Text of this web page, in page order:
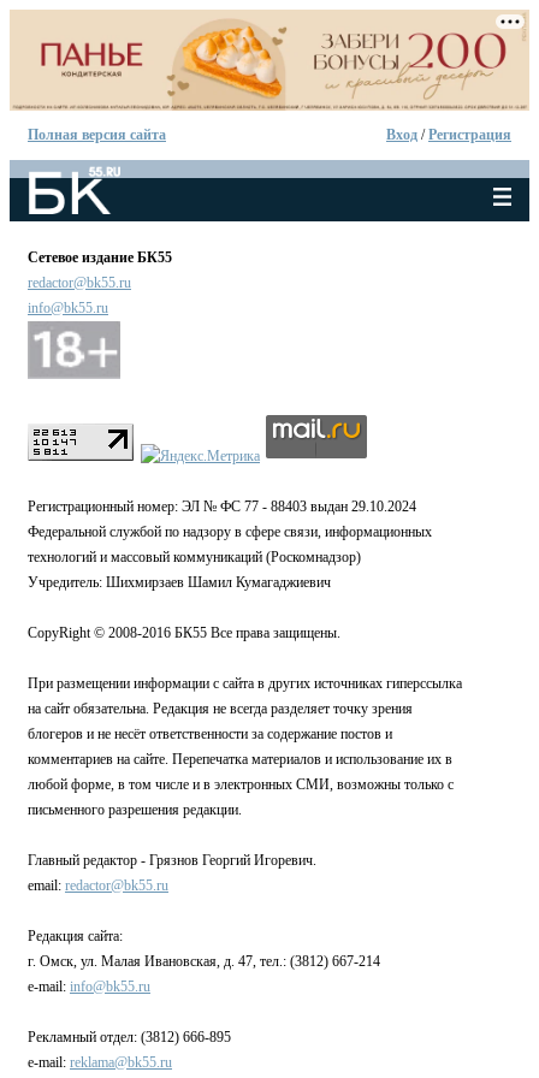
Полная версия сайта Вход /Регистрация
Сетевое издание БК55
redactor@bk55.ru
info@bk55.ru
Регистрационный номер: ЭЛ № ФС 77 - 88403 выдан 29.10.2024
Федеральной службой по надзору в сфере связи, информационных
технологий и массовый коммуникаций (Роскомнадзор)
Учредитель: Шихмирзаев Шамил Кумагаджиевич
CopyRight © 2008-2016 БК55 Все права защищены.
При размещении информации с сайта в других источниках гиперссылка
на сайт обязательна. Редакция не всегда разделяет точку зрения
блогеров и не несёт ответственности за содержание постов и
комментариев на сайте. Перепечатка материалов и использование их в
любой форме, в том числе и в электронных СМИ, возможны только с
письменного разрешения редакции.
Главный редактор - Грязнов Георгий Игоревич.
email: redactor@bk55.ru
Редакция сайта:
г. Омск, ул. Малая Ивановская, д. 47, тел.: (3812) 667-214
e-mail: info@bk55.ru
Рекламный отдел: (3812) 666-895
e-mail: reklama@bk55.ru